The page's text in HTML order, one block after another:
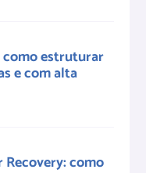
estruturar
e com alta
Recovery: como